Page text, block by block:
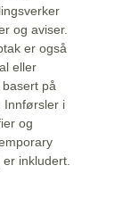
og aviser.
er også
eller
på
Innførsler i
og
inkludert.